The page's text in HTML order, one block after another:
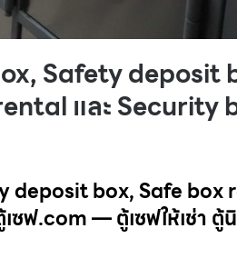
Safety deposit
และ Security
deposit box, Safe
.com — ตู้เซฟให้เช่า ตู้นิ